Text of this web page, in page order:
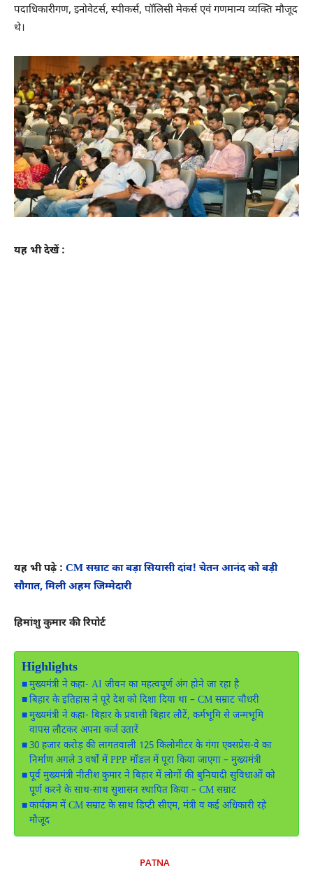
पदाधिकारीगण, इनोवेटर्स, स्पीकर्स, पॉलिसी मेकर्स एवं गणमान्य व्यक्ति मौजूद
थे।
यह भी देखें :
यह भी पढ़े : CM सम्राट का बड़ा सियासी दांव! चेतन आनंद को बड़ी
सौगात, मिली अहम जिम्मेदारी
हिमांशु कुमार की रिपोर्ट
Highlights
मुख्यमंत्री ने कहा- AI जीवन का महत्वपूर्ण अंग होने जा रहा है
बिहार के इतिहास ने पूरे देश को दिशा दिया था – CM सम्राट चौधरी
मुख्यमंत्री ने कहा- बिहार के प्रवासी बिहार लौटें, कर्मभूमि से जन्मभूमि
वापस लौटकर अपना कर्ज उतारें
30 हजार करोड़ की लागतवाली 125 किलोमीटर के गंगा एक्सप्रेस-वे का
निर्माण अगले 3 वर्षों में PPP मॉडल में पूरा किया जाएगा – मुख्यमंत्री
पूर्व मुख्यमंत्री नीतीश कुमार ने बिहार में लोगों की बुनियादी सुविधाओं को
पूर्ण करने के साथ-साथ सुशासन स्थापित किया – CM सम्राट
कार्यक्रम में CM सम्राट के साथ डिप्टी सीएम, मंत्री व कई अधिकारी रहे
मौजूद
PATNA